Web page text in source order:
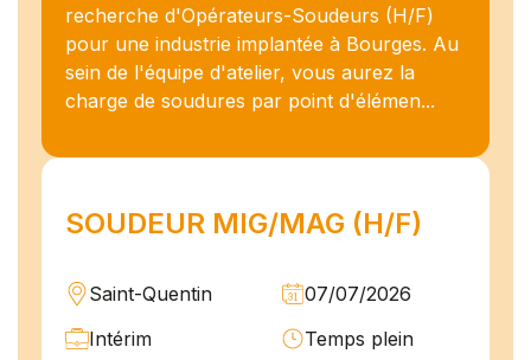
recherche d'Opérateurs-Soudeurs (H/F)
pour une industrie implantée à Bourges. Au
sein de l'équipe d'atelier, vous aurez la
charge de soudures par point d'élémen...
SOUDEUR MIG/MAG (H/F)
Saint-Quentin
07/07/2026
Intérim
Temps plein